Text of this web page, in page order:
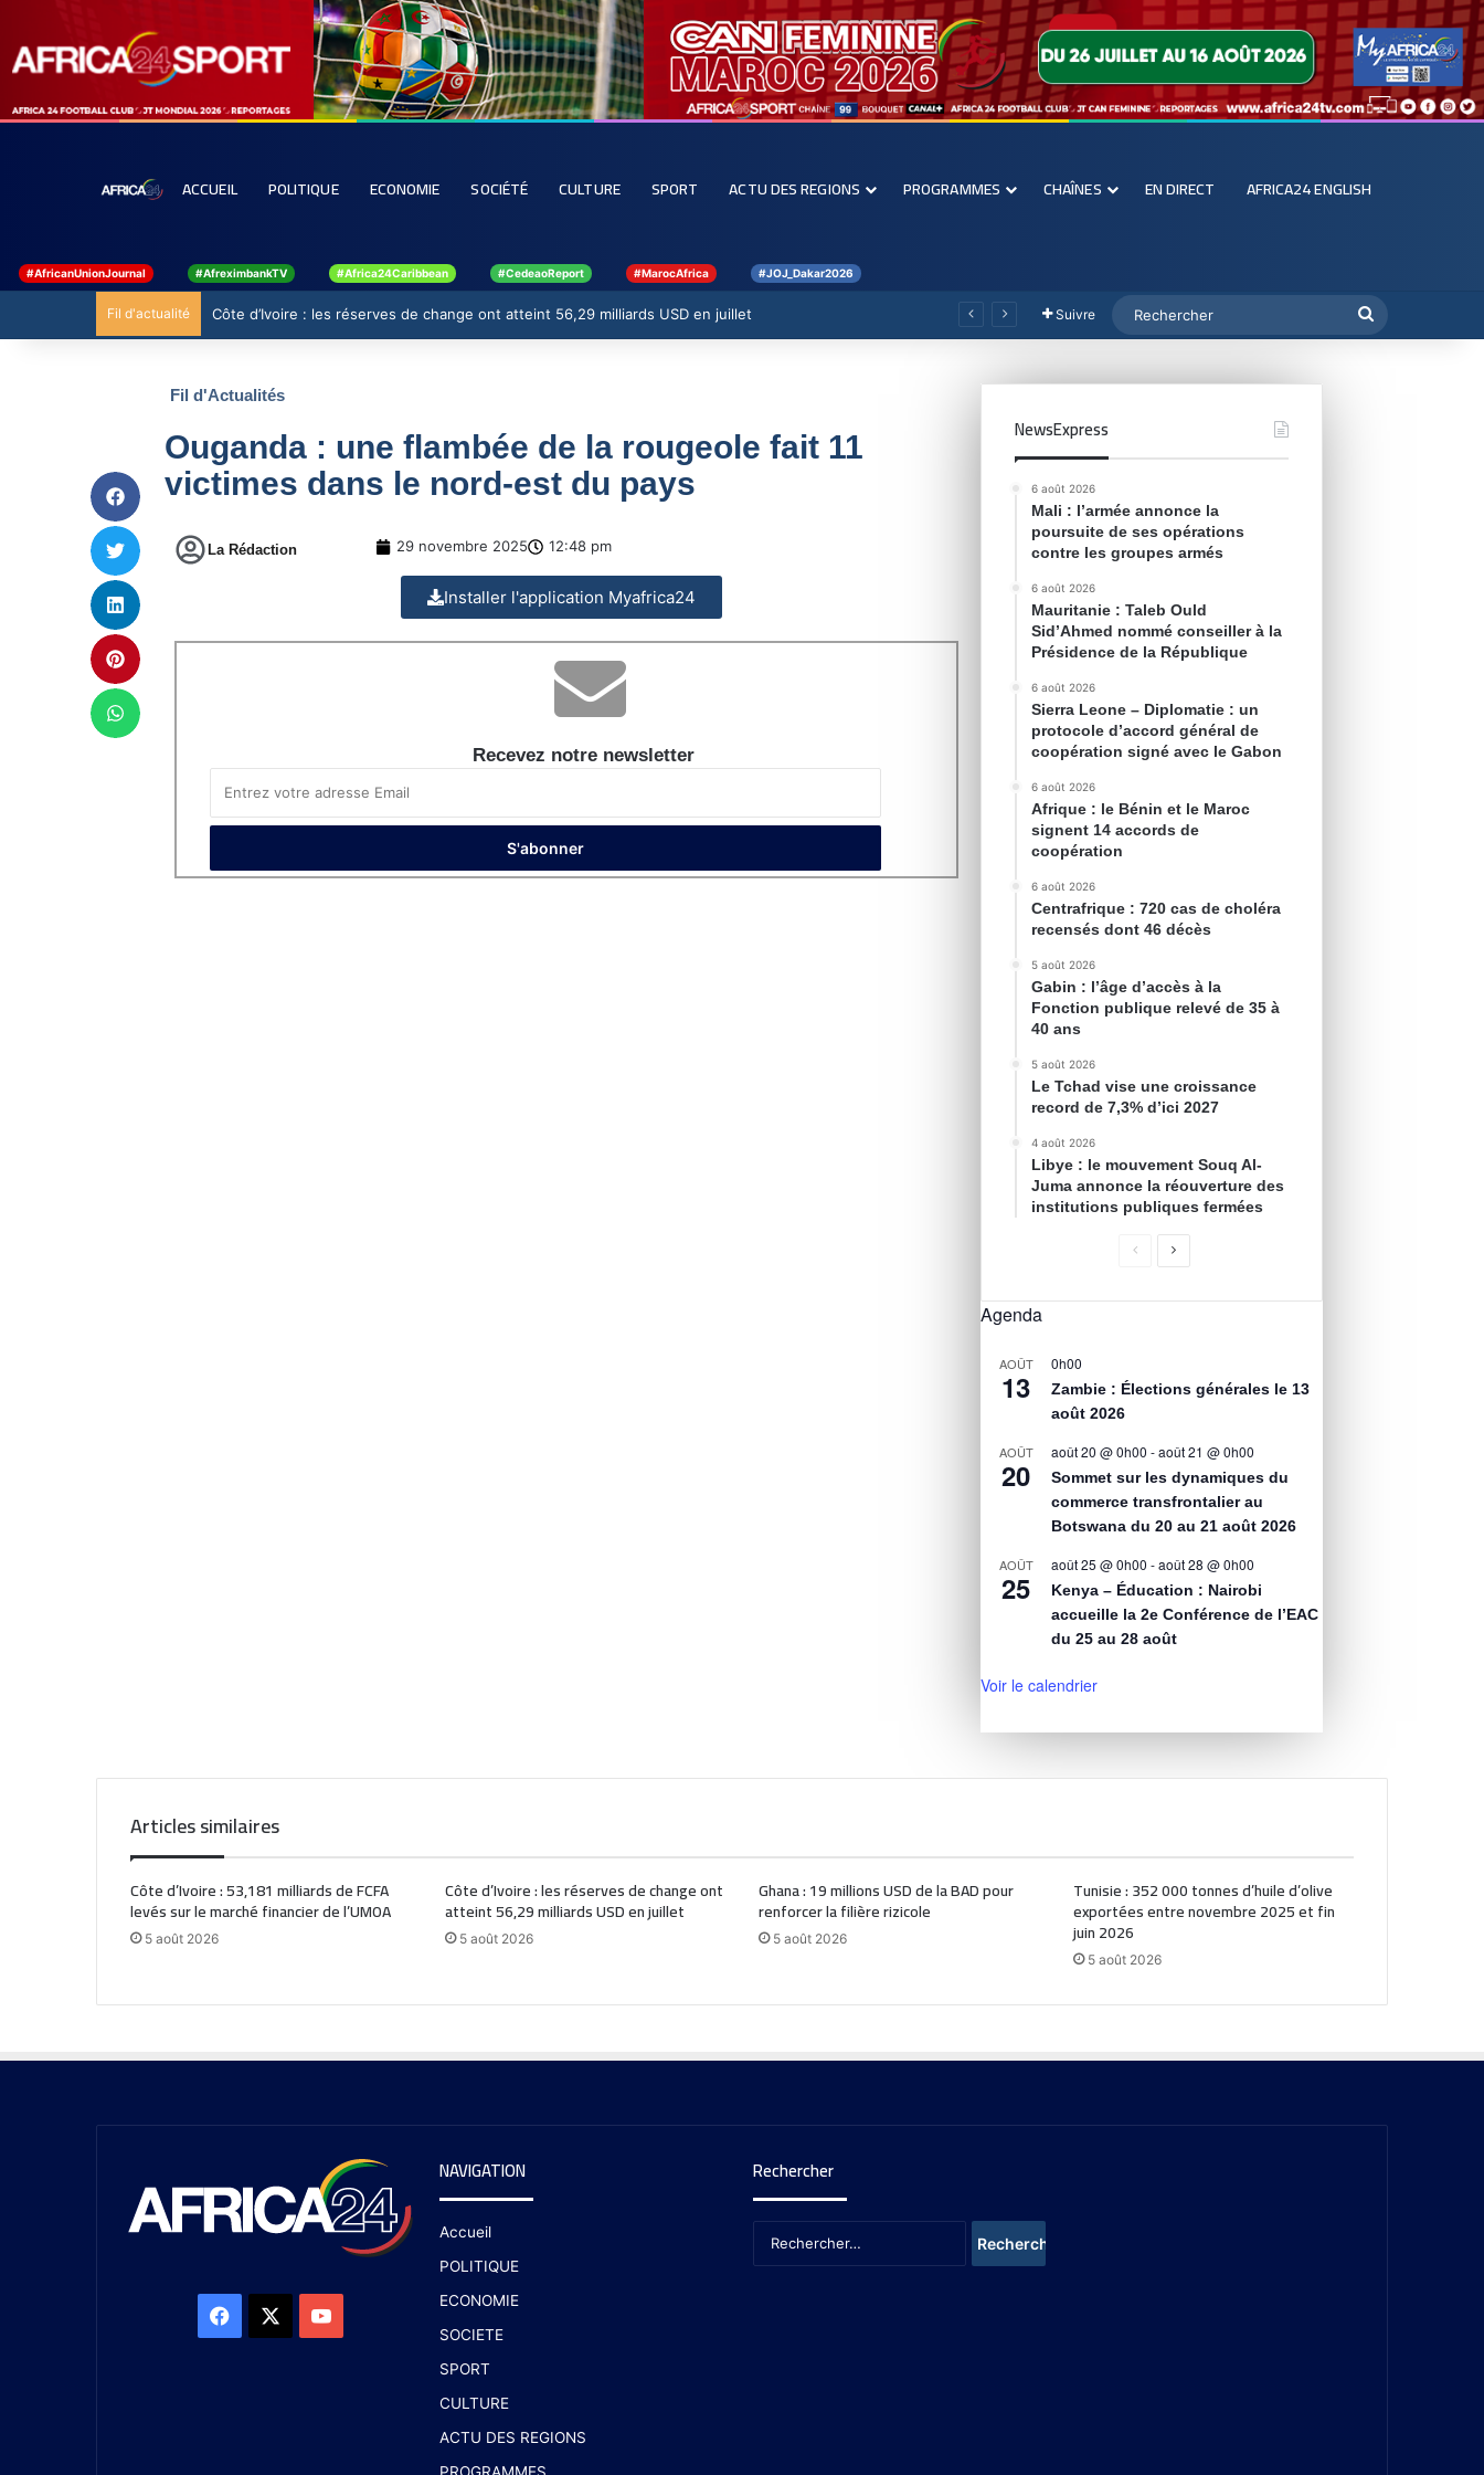
ACCUEIL POLITIQUE ECONOMIE SOCIÉTÉ CULTURE SPORT ACTU DES REGIONS PROGRAMMES CHAÎNES EN DIRECT AFRICA24 ENGLISH
#AfricanUnionJournal #AfreximbankTV #Africa24Caribbean #CedeaoReport #MarocAfrica #JOJ_Dakar2026
Fil d'actualité Côte d’Ivoire : les réserves de change ont atteint 56,29 milliards USD en juillet Suivre
Fil d'Actualités
Ouganda : une flambée de la rougeole fait 11
victimes dans le nord-est du pays
La Rédaction 29 novembre 2025 12:48 pm
Installer l'application Myafrica24
Recevez notre newsletter
NewsExpress
6 août 2026
Mali : l’armée annonce la
poursuite de ses opérations
contre les groupes armés
6 août 2026
Mauritanie : Taleb Ould
Sid’Ahmed nommé conseiller à la
Présidence de la République
6 août 2026
Sierra Leone – Diplomatie : un
protocole d’accord général de
coopération signé avec le Gabon
6 août 2026
Afrique : le Bénin et le Maroc
signent 14 accords de
coopération
6 août 2026
Centrafrique : 720 cas de choléra
recensés dont 46 décès
5 août 2026
Gabin : l’âge d’accès à la
Fonction publique relevé de 35 à
40 ans
5 août 2026
Le Tchad vise une croissance
record de 7,3% d’ici 2027
4 août 2026
Libye : le mouvement Souq Al-
Juma annonce la réouverture des
institutions publiques fermées
Agenda
AOÛT
13
0h00
Zambie : Élections générales le 13
août 2026
AOÛT
20
août 20 @ 0h00 -août 21 @ 0h00
Sommet sur les dynamiques du
commerce transfrontalier au
Botswana du 20 au 21 août 2026
AOÛT
25
août 25 @ 0h00 -août 28 @ 0h00
Kenya – Éducation : Nairobi
accueille la 2e Conférence de l’EAC
du 25 au 28 août
Voir le calendrier
Articles similaires
Côte d’Ivoire : 53,181 milliards de FCFA
levés sur le marché financier de l’UMOA
5 août 2026
Côte d’Ivoire : les réserves de change ont
atteint 56,29 milliards USD en juillet
5 août 2026
Ghana : 19 millions USD de la BAD pour
renforcer la filière rizicole
5 août 2026
Tunisie : 352 000 tonnes d’huile d’olive
exportées entre novembre 2025 et fin
juin 2026
5 août 2026
NAVIGATION
Accueil
POLITIQUE
ECONOMIE
SOCIETE
SPORT
CULTURE
ACTU DES REGIONS
Rechercher